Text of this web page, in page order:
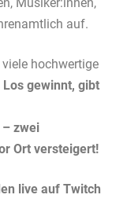
auf.
viele hochwertige
gewinnt, gibt
– zwei
Ort versteigert!
live auf Twitch